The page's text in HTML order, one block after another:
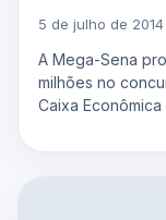
5 de julho de
A Mega-Sena
milhões no
Caixa Econômica